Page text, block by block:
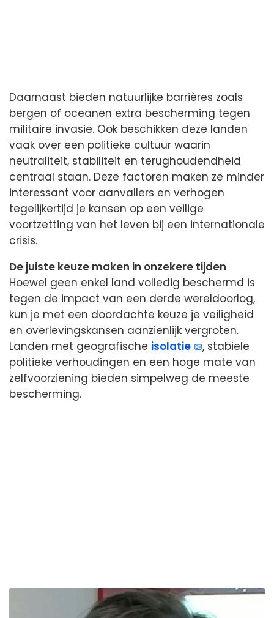
Daarnaast bieden natuurlijke barrières zoals
bergen of oceanen extra bescherming tegen
militaire invasie. Ook beschikken deze landen
vaak over een politieke cultuur waarin
neutraliteit, stabiliteit en terughoudendheid
centraal staan. Deze factoren maken ze minder
interessant voor aanvallers en verhogen
tegelijkertijd je kansen op een veilige
voortzetting van het leven bij een internationale
crisis.
De juiste keuze maken in onzekere tijden
Hoewel geen enkel land volledig beschermd is
tegen de impact van een derde wereldoorlog,
kun je met een doordachte keuze je veiligheid
en overlevingskansen aanzienlijk vergroten.
Landen met geografische isolatie
, stabiele
politieke verhoudingen en een hoge mate van
zelfvoorziening bieden simpelweg de meeste
bescherming.